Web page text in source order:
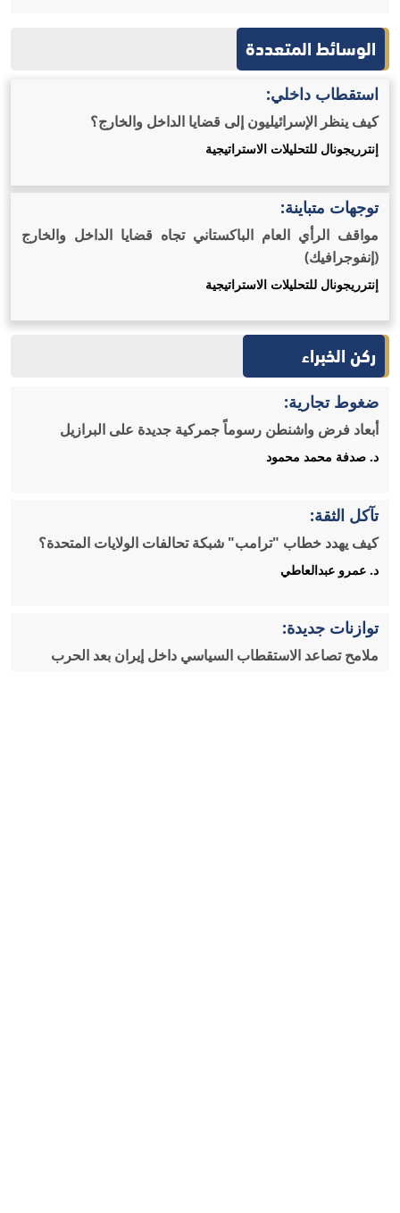
الوسائط المتعددة
استقطاب داخلي:
كيف ينظر الإسرائيليون إلى قضايا الداخل والخارج؟
إنترريجونال للتحليلات الاستراتيجية
توجهات متباينة:
مواقف الرأي العام الباكستاني تجاه قضايا الداخل والخارج
(إنفوجرافيك)
إنترريجونال للتحليلات الاستراتيجية
ركن الخبراء
ضغوط تجارية:
أبعاد فرض واشنطن رسوماً جمركية جديدة على البرازيل
د. صدفة محمد محمود
تآكل الثقة:
كيف يهدد خطاب "ترامب" شبكة تحالفات الولايات المتحدة؟
د. عمرو عبدالعاطي
توازنات جديدة:
ملامح تصاعد الاستقطاب السياسي داخل إيران بعد الحرب